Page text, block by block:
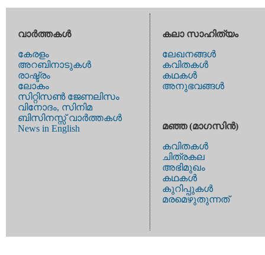
വാര്‍ത്തകള്‍
കേരളം
അറബിനാടുകള്‍
രാഷ്ട്രം
ലോകം
സിറ്റിസണ്‍ ജേണലിസം
വിനോദം, സിനിമ
ബിസിനസ്സ് വാര്‍ത്തകള്‍
News in English
കലാ സാഹിത്യം
ലേഖനങ്ങള്‍
കവിതകള്‍
കഥകള്‍
അനുഭവങ്ങള്‍
മഞ്ഞ (മാഗസിന്‍)
കവിതകള്‍
ചിത്രകല
അഭിമുഖം
കഥകള്‍
കുറിപ്പുകള്‍
മരമെഴുതുന്നത്